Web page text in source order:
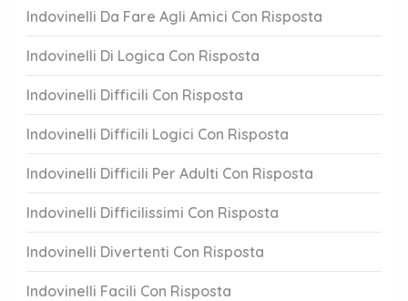
Indovinelli Da Fare Agli Amici Con Risposta
Indovinelli Di Logica Con Risposta
Indovinelli Difficili Con Risposta
Indovinelli Difficili Logici Con Risposta
Indovinelli Difficili Per Adulti Con Risposta
Indovinelli Difficilissimi Con Risposta
Indovinelli Divertenti Con Risposta
Indovinelli Facili Con Risposta